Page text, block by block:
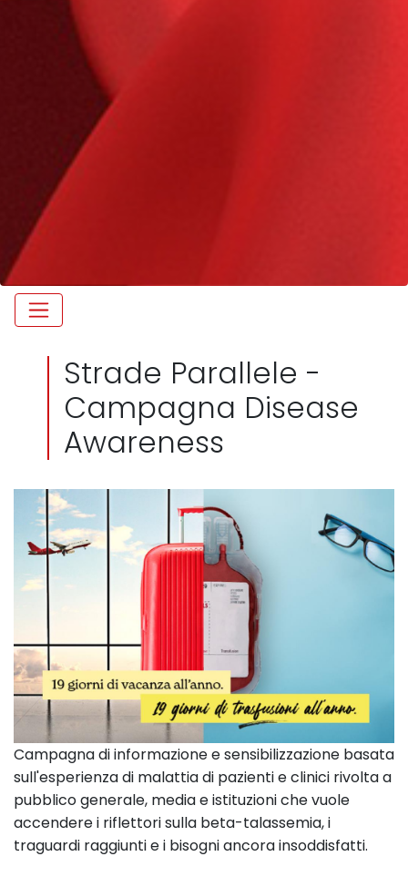
Strade Parallele -
Campagna Disease
Awareness
Campagna di informazione e sensibilizzazione basata
sull'esperienza di malattia di pazienti e clinici rivolta a
pubblico generale, media e istituzioni che vuole
accendere i riflettori sulla beta-talassemia, i
traguardi raggiunti e i bisogni ancora insoddisfatti.